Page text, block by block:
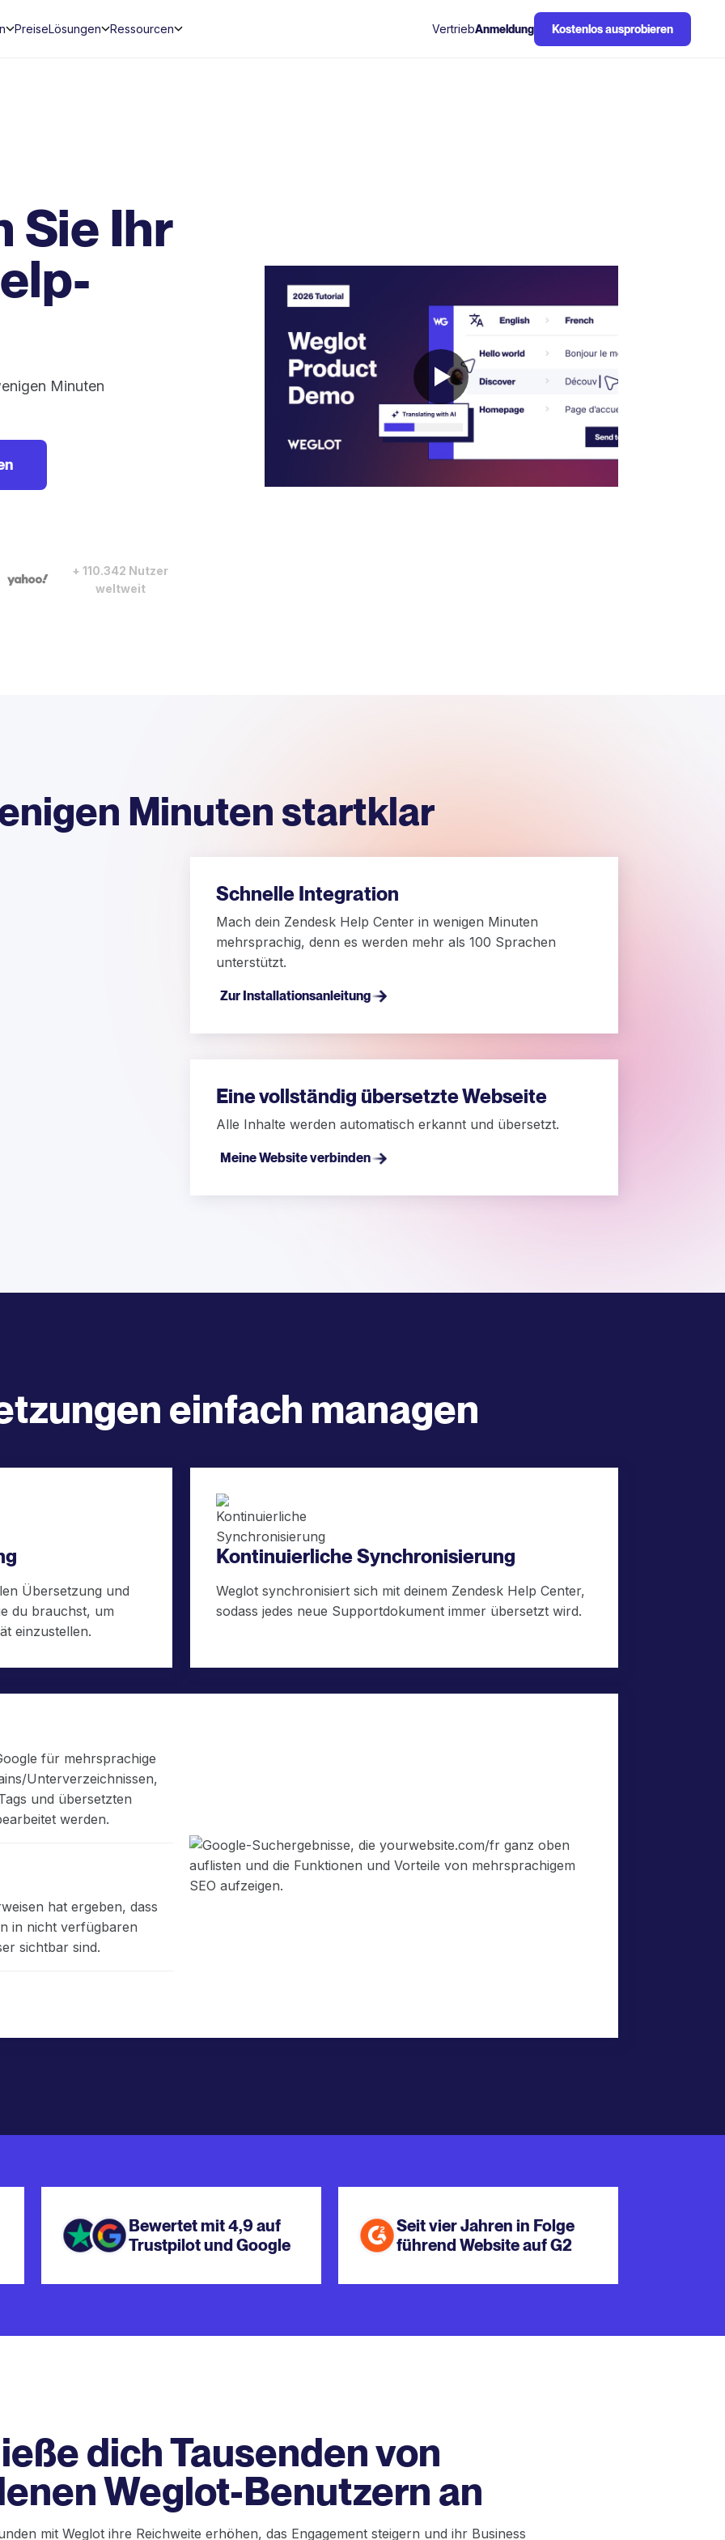
PreiseLösungen Ressourcen VertriebAnmeldung Kostenlos ausprobieren
Sie Ihr
Minuten
+ 110.342 Nutzer
weltweit
Minuten startklar
Schnelle Integration
Mach dein Zendesk Help Center in wenigen Minuten
mehrsprachig, denn es werden mehr als 100 Sprachen
unterstützt.
Zur Installationsanleitung
Eine vollständig übersetzte Webseite
Alle Inhalte werden automatisch erkannt und übersetzt.
Meine Website verbinden
einfach managen
Übersetzung und
du brauchst, um
einzustellen.
Kontinuierliche Synchronisierung
Weglot synchronisiert sich mit deinem Zendesk Help Center,
sodass jedes neue Supportdokument immer übersetzt wird.
für mehrsprachige
Unterverzeichnissen,
und übersetzten
werden.
hat ergeben, dass
in nicht verfügbaren
sichtbar sind.
Bewertet mit 4,9 auf
Trustpilot und Google
Seit vier Jahren in Folge
führend Website auf G2
dich Tausenden von
Weglot-Benutzern an
mit Weglot ihre Reichweite erhöhen, das Engagement steigern und ihr Business